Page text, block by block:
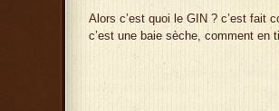
Alors c’est quoi le GIN ? c’est fait
c’est une baie sèche, comment en